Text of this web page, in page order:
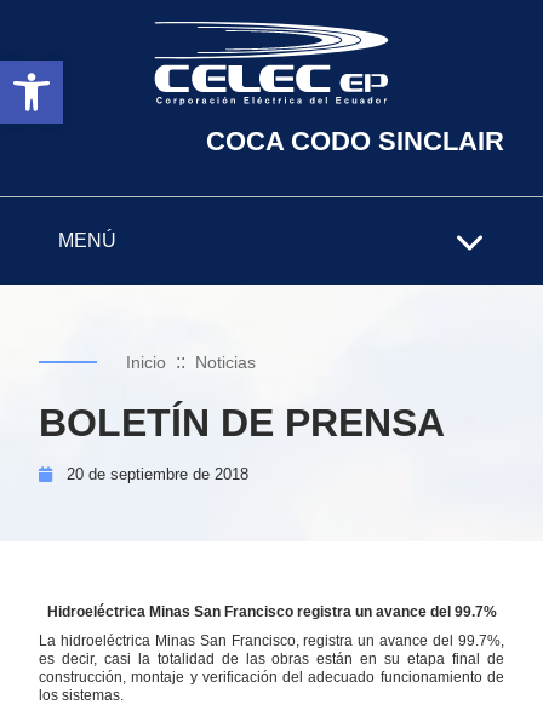
Abrir barra de herramientas
COCA CODO SINCLAIR
MENÚ
Inicio :: Noticias
BOLETÍN DE PRENSA
20 de septiembre de 2018
Hidroeléctrica Minas San Francisco registra un avance del 99.7%
La hidroeléctrica Minas San Francisco, registra un avance del 99.7%,
es decir, casi la totalidad de las obras están en su etapa final de
construcción, montaje y verificación del adecuado funcionamiento de
los sistemas.